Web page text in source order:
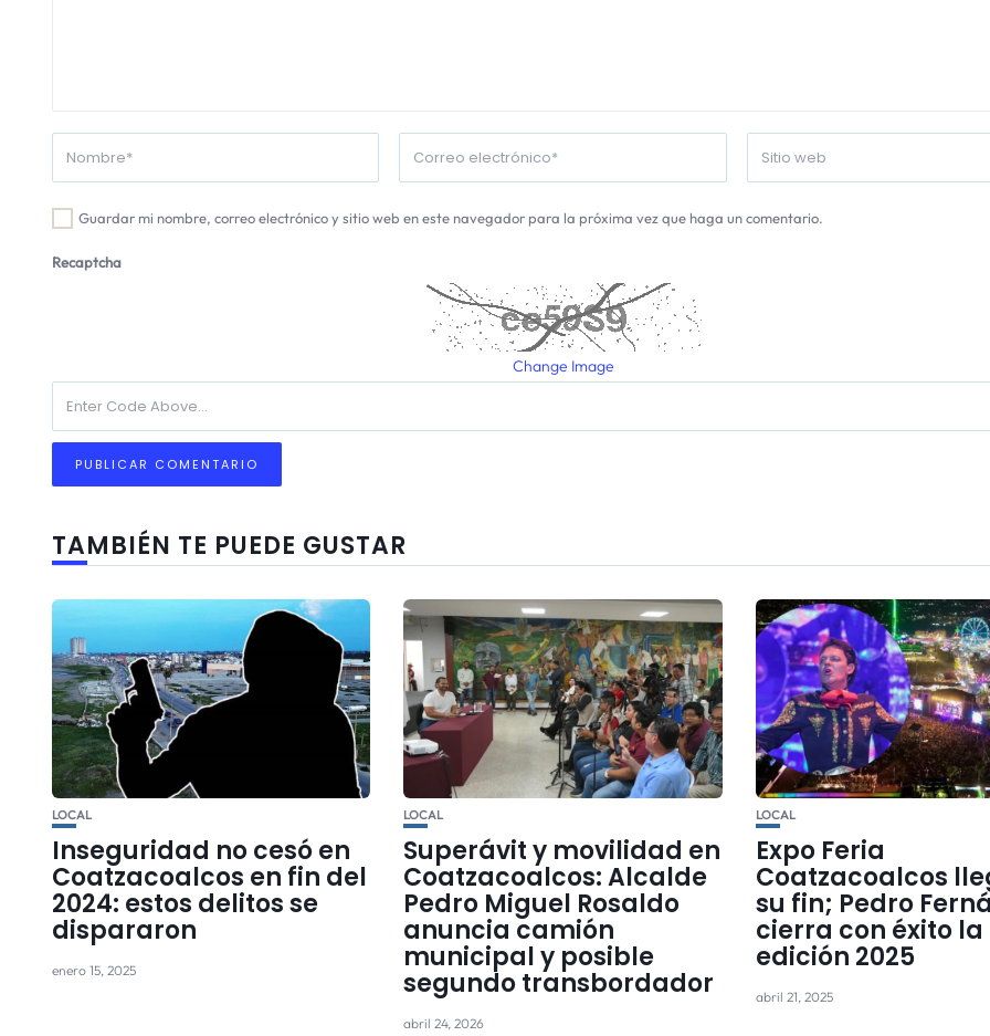
Guardar mi nombre, correo electrónico y sitio web en este navegador para la próxima vez que haga un comentario.
Recaptcha
Change Image
TAMBIÉN TE PUEDE GUSTAR
LOCAL
Inseguridad no cesó en
Coatzacoalcos en fin del
2024: estos delitos se
dispararon
enero 15, 2025
LOCAL
Superávit y movilidad en
Coatzacoalcos: Alcalde
Pedro Miguel Rosaldo
anuncia camión
municipal y posible
segundo transbordador
abril 24, 2026
LOCAL
Expo Feria
Coatzacoalcos
su fin; Pedro
cierra con éxito la
edición 2025
abril 21, 2025